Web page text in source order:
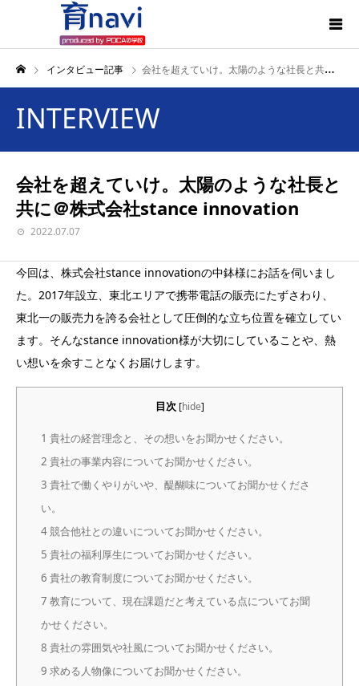
インタビュー記事 会社を超えていけ。太陽のような社長と共に＠株式会社stance innovation
INTERVIEW
会社を超えていけ。太陽のような社長と
共に＠株式会社stance innovation
2022.07.07
今回は、株式会社stance innovationの中鉢様にお話を伺いまし
た。2017年設立、東北エリアで携帯電話の販売にたずさわり、
東北一の販売力を誇る会社として圧倒的な立ち位置を確立してい
ます。そんなstance innovation様が大切にしていることや、熱
い想いを余すことなくお届けします。
目次 [hide]
1 貴社の経営理念と、その想いをお聞かせください。
2 貴社の事業内容についてお聞かせください。
3 貴社で働くやりがいや、醍醐味についてお聞かせくださ
い。
4競合他社との違いについてお聞かせください。
5 貴社の福利厚生についてお聞かせください。
6 貴社の教育制度についてお聞かせください。
7 教育について、現在課題だと考えている点についてお聞
かせください。
8 貴社の雰囲気や社風についてお聞かせください。
9 求める人物像についてお聞かせください。